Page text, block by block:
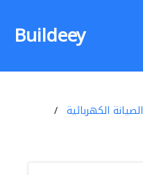
Buildeey
الصيانة الكهربائية